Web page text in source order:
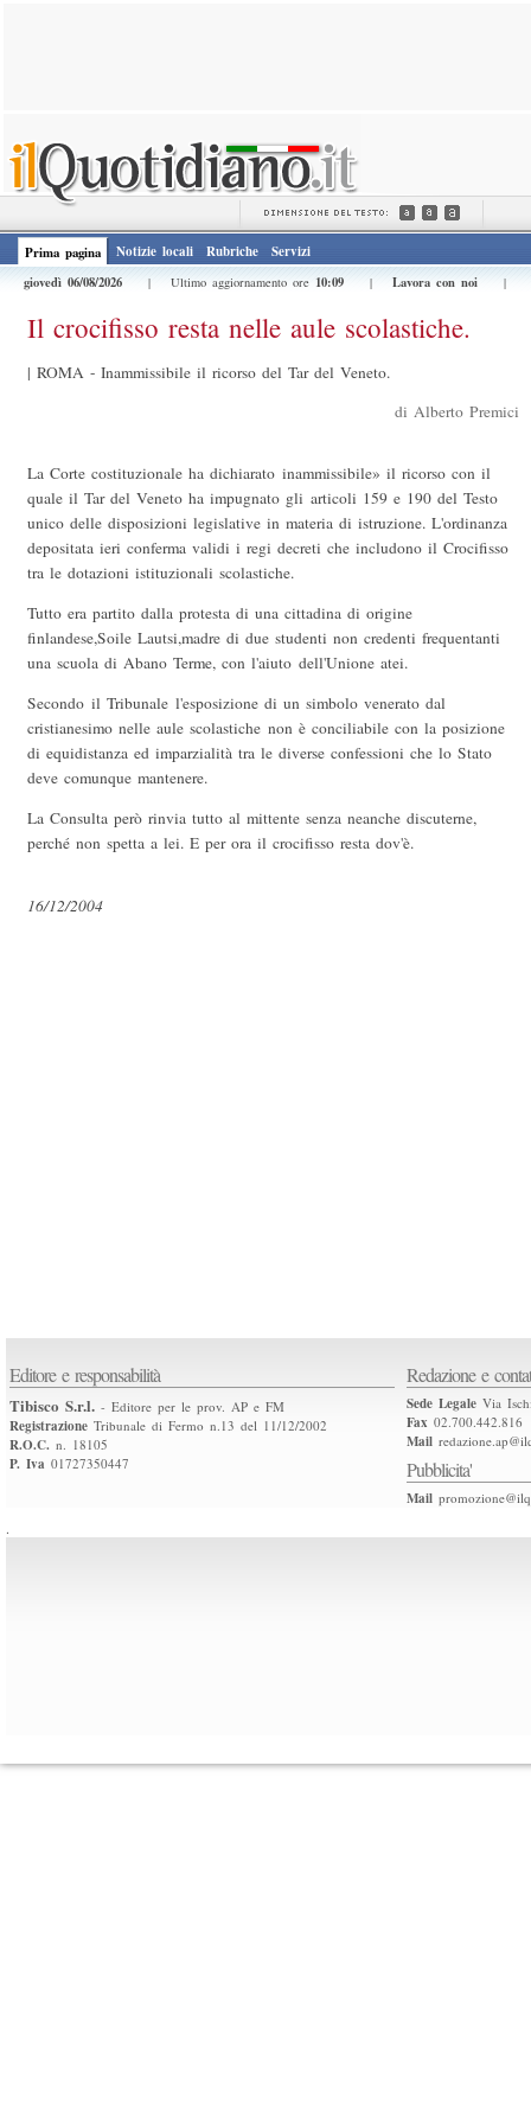
Prima pagina Notizie locali Rubriche
Servizi
giovedì 06/08/2026
| Ultimo aggiornamento ore 10:09 | Lavora con noi |
Il crocifisso resta nelle aule scolastiche.
| ROMA - Inammissibile il ricorso del Tar del Veneto.
di Alberto Premici
La Corte costituzionale ha dichiarato inammissibile» il ricorso con il
quale il Tar del Veneto ha impugnato gli articoli 159 e 190 del Testo
unico delle disposizioni legislative in materia di istruzione. L'ordinanza
depositata ieri conferma validi i regi decreti che includono il Crocifisso
tra le dotazioni istituzionali scolastiche.
Tutto era partito dalla protesta di una cittadina di origine
finlandese,Soile Lautsi,madre di due studenti non credenti frequentanti
una scuola di Abano Terme, con l'aiuto dell'Unione atei.
Secondo il Tribunale l'esposizione di un simbolo venerato dal
cristianesimo nelle aule scolastiche non è conciliabile con la posizione
di equidistanza ed imparzialità tra le diverse confessioni che lo Stato
deve comunque mantenere.
La Consulta però rinvia tutto al mittente senza neanche discuterne,
perché non spetta a lei. E per ora il crocifisso resta dov'è.
16/12/2004
Editore e responsabilità
Tibisco S.r.l. - Editore per le prov. AP e FM
Registrazione Tribunale di Fermo n.13 del 11/12/2002
R.O.C. n. 18105
P. Iva 01727350447
Redazione e
Sede Legale Via
Fax 02.700.442.816
Mail
Pubblicita'
Mail
.